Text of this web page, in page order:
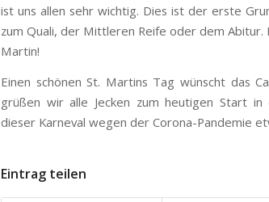
ist uns allen sehr wichtig. Dies ist der erste
zum Quali, der Mittleren Reife oder dem Abitur.
Martin!
Einen schönen St. Martins Tag wünscht das
grüßen wir alle Jecken zum heutigen Start in
dieser Karneval wegen der Corona-Pandemie
Eintrag teilen